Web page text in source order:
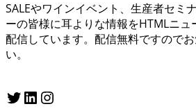
SALEやワインイベント、生産者セミ
ーの皆様に耳よりな情報をHTMLニ
配信しています。配信無料ですので
い。
Twitter LinkedIn Instagram